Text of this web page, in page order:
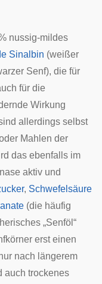
nussig-mildes
Sinalbin (weißer
Senf), die für
für die
Wirkung
allerdings selbst
Mahlen der
das ebenfalls im
aktiv und
, Schwefelsäure
(die häufig
„Senföl“
erst einen
nach längerem
auch trockenes